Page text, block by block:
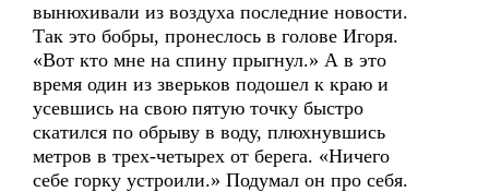
вынюхивали из воздуха последние новости.
Так это бобры, пронеслось в голове Игоря.
«Вот кто мне на спину прыгнул.» А в это
время один из зверьков подошел к краю и
усевшись на свою пятую точку быстро
скатился по обрыву в воду, плюхнувшись
метров в трех-четырех от берега. «Ничего
себе горку устроили.» Подумал он про себя.